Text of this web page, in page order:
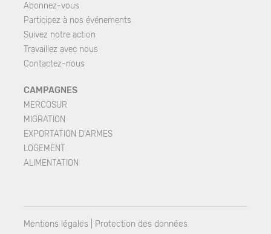
Abonnez-vous
Participez à nos événements
Suivez notre action
Travaillez avec nous
Contactez-nous
CAMPAGNES
MERCOSUR
MIGRATION
EXPORTATION D'ARMES
LOGEMENT
ALIMENTATION
Mentions légales Protection des données